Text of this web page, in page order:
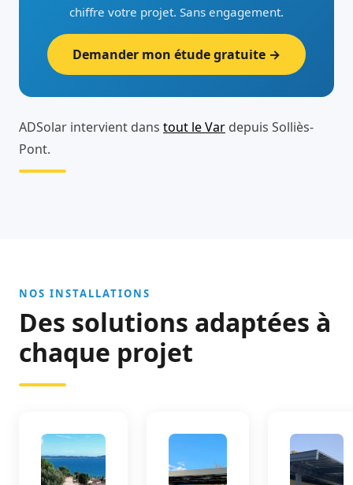
chiffre votre projet. Sans engagement.
Demander mon étude gratuite →
ADSolar intervient dans tout le Var depuis Solliès-
Pont.
NOS INSTALLATIONS
Des solutions adaptées à
chaque projet